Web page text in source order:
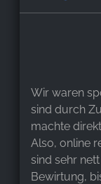
Wir waren
sind durch
machte
Also, online
sind sehr
Bewirtung,